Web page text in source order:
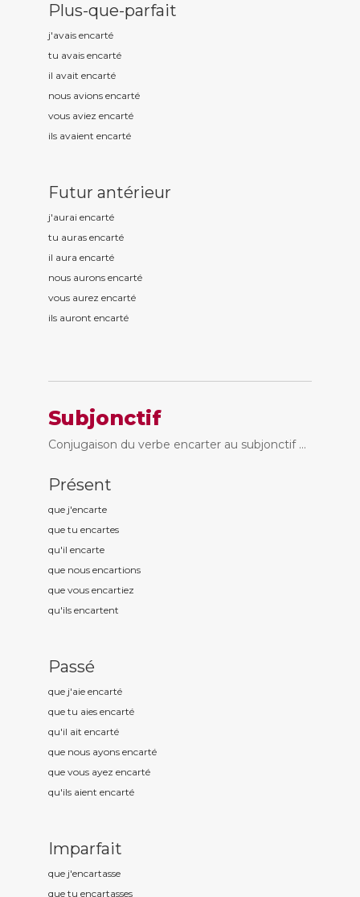
Plus-que-parfait
j'avais encarté
tu avais encarté
il avait encarté
nous avions encarté
vous aviez encarté
ils avaient encarté
Futur antérieur
j'aurai encarté
tu auras encarté
il aura encarté
nous aurons encarté
vous aurez encarté
ils auront encarté
Subjonctif
Conjugaison du verbe encarter au subjonctif ...
Présent
que j'encarte
que tu encartes
qu'il encarte
que nous encartions
que vous encartiez
qu'ils encartent
Passé
que j'aie encarté
que tu aies encarté
qu'il ait encarté
que nous ayons encarté
que vous ayez encarté
qu'ils aient encarté
Imparfait
que j'encartasse
que tu encartasses